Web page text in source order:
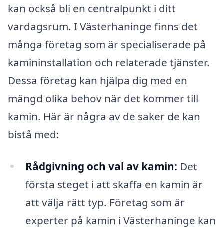
kan också bli en centralpunkt i ditt
vardagsrum. I Västerhaninge finns det
många företag som är specialiserade på
kamininstallation och relaterade tjänster.
Dessa företag kan hjälpa dig med en
mängd olika behov när det kommer till
kamin. Här är några av de saker de kan
bistå med:
Rådgivning och val av kamin: Det
första steget i att skaffa en kamin är
att välja rätt typ. Företag som är
experter på kamin i Västerhaninge kan